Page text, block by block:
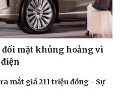
đối mặt khủng hoảng vì
mắt giá 211 triệu đồng - Sự